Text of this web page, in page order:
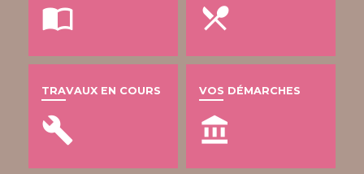
import_contacts local_dining
TRAVAUX EN COURS
build
VOS DÉMARCHES
account_balance